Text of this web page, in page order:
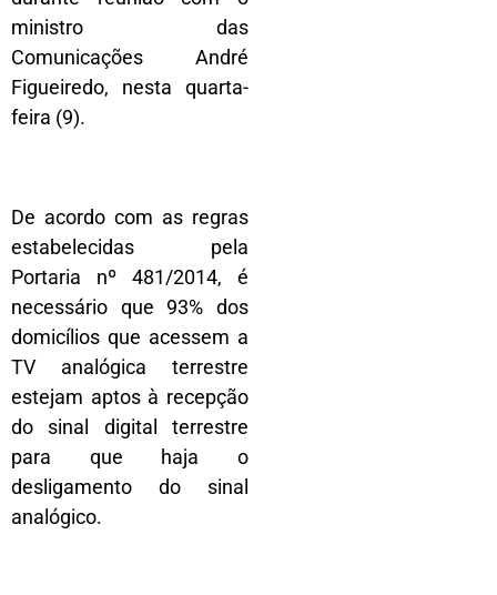
ministro das
Comunicações André
Figueiredo, nesta quarta-
feira (9).
De acordo com as regras
estabelecidas pela
Portaria nº 481/2014, é
necessário que 93% dos
domicílios que acessem a
TV analógica terrestre
estejam aptos à recepção
do sinal digital terrestre
para que haja o
desligamento do sinal
analógico.